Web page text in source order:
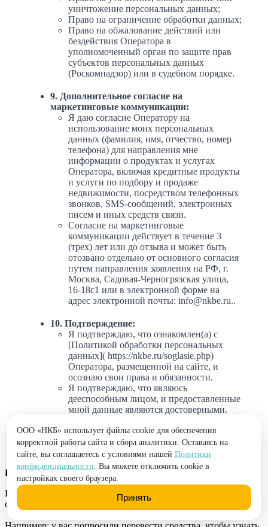
уничтожение персональных данных;
Право на ограничение обработки данных;
Право на обжалование действий или
бездействия Оператора в
уполномоченный орган по защите прав
субъектов персональных данных
(Роскомнадзор) или в судебном порядке.
9. Дополнительное согласие на
маркетинговые коммуникации:
Я даю согласие Оператору на
использование моих персональных
данных (фамилия, имя, отчество, номер
телефона) для направления мне
информации о продуктах и услугах
Оператора, включая кредитные продукты
и услуги по подбору и продаже
недвижимости, посредством телефонных
звонков, SMS-сообщений, электронных
писем и иных средств связи.
Согласие на маркетинговые
коммуникации действует в течение 3
(трех) лет или до отзыва и может быть
отозвано отдельно от основного согласия
путем направления заявления на РФ, г.
Москва, Садовая-Черногрязская улица,
16-18с1 или в электронной форме на
адрес электронной почты: info@nkbe.ru..
10. Подтверждение:
Я подтверждаю, что ознакомлен(а) с
[Политикой обработки персональных
данных]( https://nkbe.ru/soglasie.php)
Оператора, размещенной на сайте, и
осознаю свои права и обязанности.
Я подтверждаю, что являюсь
дееспособным лицом, и предоставленные
мной данные являются достоверными.
Просим обратить внимание
Наша компания ни при каких условиях не берет денежные
средства до оказания услуги. Никогда!
ООО «НКБ» использует файлы cookie для обеспечения
корректной работы сайта и сбора аналитики. Оставаясь на
сайте, вы соглашаетесь с условиями нашей Политики
конфиденциальности. Вы можете отключить cookie в
настройках своего браузера.
Принять